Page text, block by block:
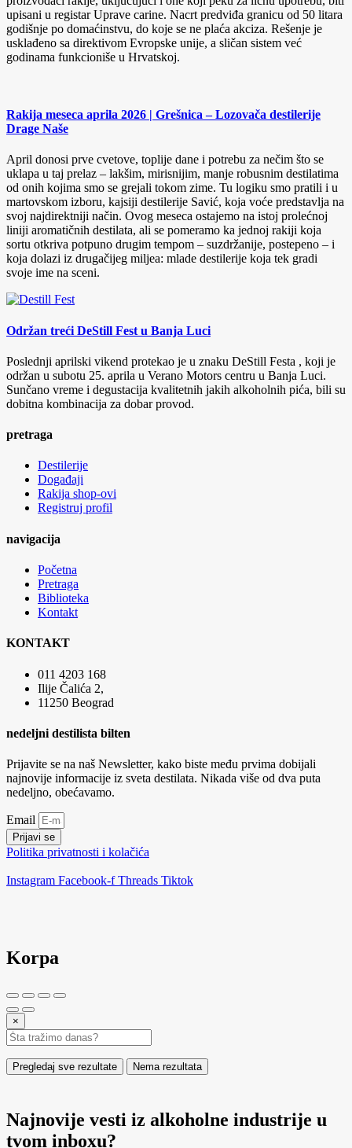
upisani u registar Uprave carine. Nacrt predviđa granicu od 50 litara
godišnje po domaćinstvu, do koje se ne plaća akciza. Rešenje je
usklađeno sa direktivom Evropske unije, a sličan sistem već
godinama funkcioniše u Hrvatskoj.
Rakija meseca aprila 2026 | Grešnica – Lozovača destilerije
Drage Naše
April donosi prve cvetove, toplije dane i potrebu za nečim što se
uklapa u taj prelaz – lakšim, mirisnijim, manje robusnim destilatima
od onih kojima smo se grejali tokom zime. Tu logiku smo pratili i u
martovskom izboru, kajsiji destilerije Savić, koja voće predstavlja na
svoj najdirektniji način. Ovog meseca ostajemo na istoj prolećnoj
liniji aromatičnih destilata, ali se pomeramo ka jednoj rakiji koja
sortu otkriva potpuno drugim tempom – suzdržanije, postepeno – i
koja dolazi iz drugačijeg miljea: mlade destilerije koja tek gradi
svoje ime na sceni.
Održan treći DeStill Fest u Banja Luci
Poslednji aprilski vikend protekao je u znaku DeStill Festa , koji je
održan u subotu 25. aprila u Verano Motors centru u Banja Luci.
Sunčano vreme i degustacija kvalitetnih jakih alkoholnih pića, bili su
dobitna kombinacija za dobar provod.
pretraga
Destilerije
Događaji
Rakija shop-ovi
Registruj profil
navigacija
Početna
Pretraga
Biblioteka
Kontakt
KONTAKT
011 4203 168
Ilije Čalića 2,
11250 Beograd
nedeljni destilista bilten
Prijavite se na naš Newsletter, kako biste među prvima dobijali
najnovije informacije iz sveta destilata. Nikada više od dva puta
nedeljno, obećavamo.
Email
Prijavi se
Politika privatnosti i kolačića
Instagram Facebook-f Threads Tiktok
Korpa
×
Pregledaj sve rezultate Nema rezultata
Najnovije vesti iz alkoholne industrije u
tvom inboxu?